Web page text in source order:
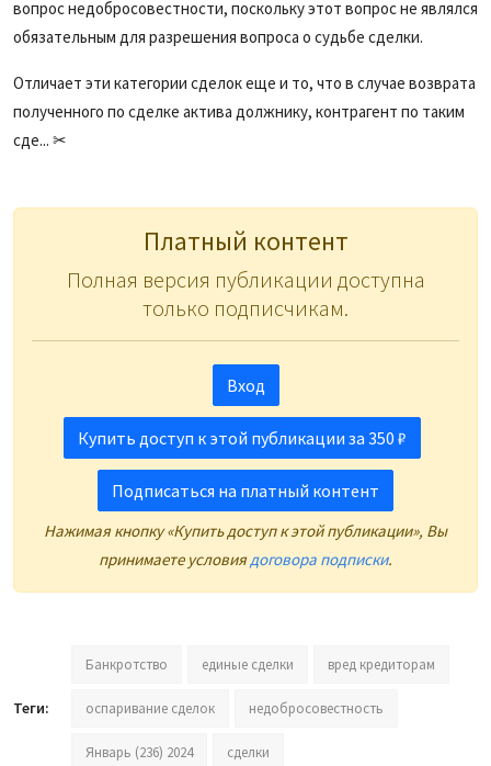
вопрос недобросовестности, поскольку этот вопрос не являлся
обязательным для разрешения вопроса о судьбе сделки.
Отличает эти категории сделок еще и то, что в случае возврата
полученного по сделке актива должнику, контрагент по таким
сде... ✂
Платный контент
Полная версия публикации доступна
только подписчикам.
Вход
Купить доступ к этой публикации за 350 ₽
Подписаться на платный контент
Нажимая кнопку «Купить доступ к этой публикации», Вы
принимаете условия договора подписки.
Теги:
Банкротство единые сделки вред кредиторам
оспаривание сделок недобросовестность
Январь (236) 2024 сделки